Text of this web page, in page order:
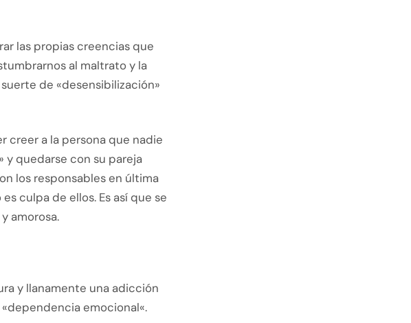
las propias creencias que
al maltrato y la
de «desensibilización»
creer a la persona que nadie
y quedarse con su pareja
los responsables en última
culpa de ellos. Es así que se
amorosa.
y llanamente una adicción
emocional«.